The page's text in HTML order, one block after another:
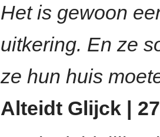
Het is gewoon
uitkering. En ze
ze hun huis
Alteidt Glijck |